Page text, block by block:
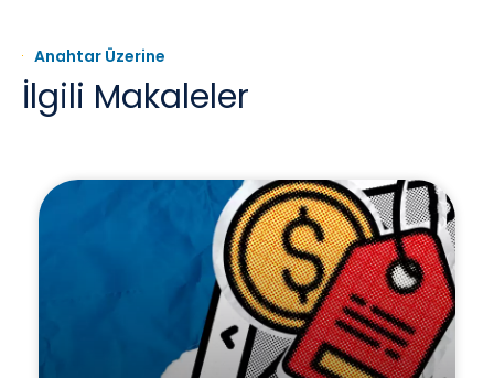
Anahtar Üzerine
İlgili Makaleler